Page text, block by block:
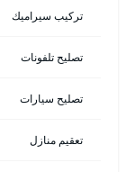
تركيب سيراميك
تصليح تلفونات
تصليح سيارات
تعقيم منازل